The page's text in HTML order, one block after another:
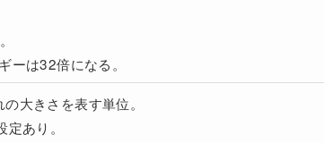
ーは32倍になる。
大きさを表す単位。
あり。